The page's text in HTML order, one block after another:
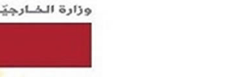
من لبنان
ثقافة ومجتمع